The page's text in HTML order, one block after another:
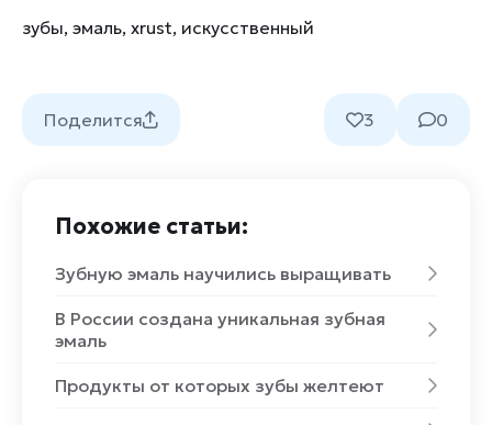
зубы, эмаль, xrust, искусственный
Поделится 3 0
Похожие статьи:
Зубную эмаль научились выращивать
В России создана уникальная зубная
эмаль
Продукты от которых зубы желтеют